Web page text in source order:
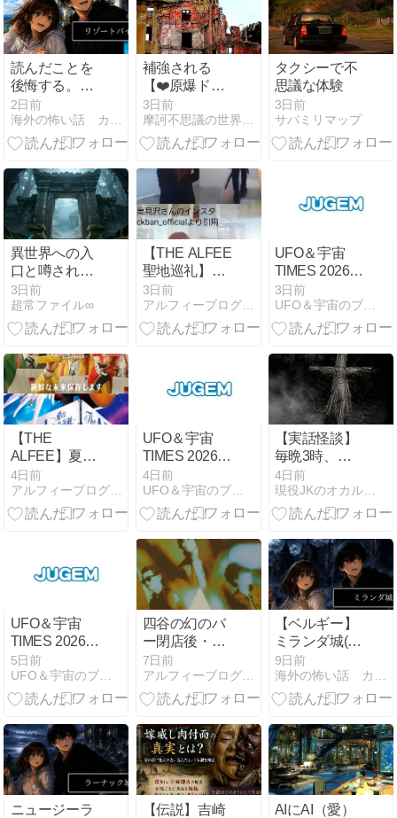
読んだことを
後悔する。
2ch最恐の洒
落怖のリゾー
トバイトが語
由とは！？
2日前
補強される
【❤️原爆ドー
ム】光景
3日前
タクシーで不
思議な体験
3日前
サバミリマップ
異世界への入
口と噂される
場所の秘密
3日前
超常ファイル∞
【THE ALFEE
聖地巡礼】高
見沢さん大刀
洗平和記念館
で戦争の記憶
3日前
アルフィーブログ｜るい・ルイボスティー
UFO＆宇宙
TIMES 2026年
8月6日
3日前
【THE
ALFEE】夏イ
ベ2026グッズ
発表！事前予
約は今年も激
4日前
アルフィーブログ｜るい・ルイボスティー
UFO＆宇宙
TIMES 2026年
8月5日
4日前
【実話怪談】
毎晩3時、玄
関のドアノブ
を回す「誰
か」…管理会
隠した団地の
恐怖
4日前
現役JKのオカルト秘忘録
UFO＆宇宙
TIMES 2026年
8月4日
5日前
UFO＆宇宙のブログ
四谷の幻のバ
ー閉店後・四
谷の風に吹か
れて時間を巻
き戻す都市伝
7日前
アルフィーブログ｜るい・ルイボスティー
【ベルギー】
ミランダ城(ノ
ワジー城)の正
体とは？世界
一美しい廃城
を徹底調査！
9日前
海外の怖い話 カイコワ
ニュージーラ
【伝説】吉崎
AIにAI（愛）